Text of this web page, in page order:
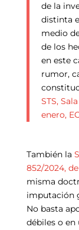
de la
distinta
medio
de los
en este
rumor,
STS,
enero,
También la
852/2024,
misma
imputación
No basta
débiles o